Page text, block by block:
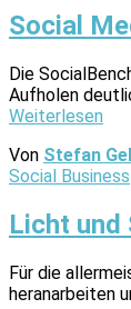
Social
Die
Aufholen
Weiterlesen
Von Stefan
Social Business
Licht und
Für die
heranarbeiten